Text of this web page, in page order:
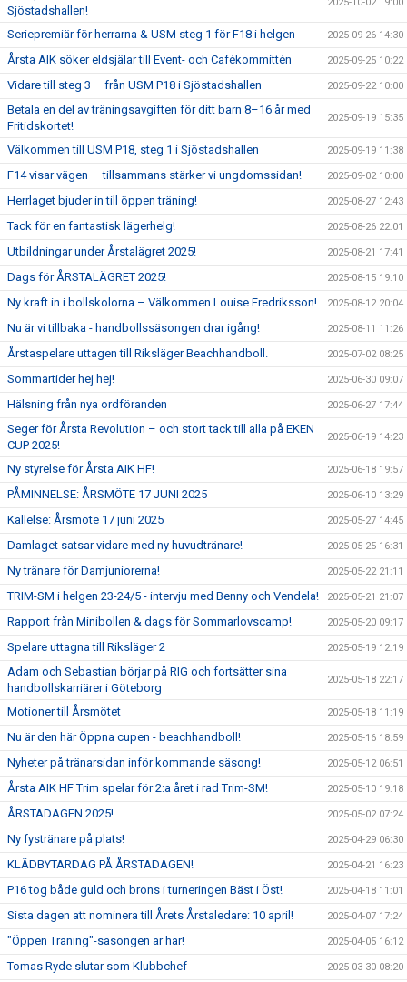
Sjöstadshallen!
Seriepremiär för herrarna & USM steg 1 för F18 i helgen 2025-09-26 14:30
Årsta AIK söker eldsjälar till Event- och Cafékommittén 2025-09-25 10:22
Vidare till steg 3 – från USM P18 i Sjöstadshallen 2025-09-22 10:00
Betala en del av träningsavgiften för ditt barn 8–16 år med
Fritidskortet!
2025-09-19 15:35
Välkommen till USM P18, steg 1 i Sjöstadshallen 2025-09-19 11:38
F14 visar vägen — tillsammans stärker vi ungdomssidan! 2025-09-02 10:00
Herrlaget bjuder in till öppen träning! 2025-08-27 12:43
Tack för en fantastisk lägerhelg! 2025-08-26 22:01
Utbildningar under Årstalägret 2025! 2025-08-21 17:41
Dags för ÅRSTALÄGRET 2025! 2025-08-15 19:10
Ny kraft in i bollskolorna – Välkommen Louise Fredriksson! 2025-08-12 20:04
Nu är vi tillbaka - handbollssäsongen drar igång! 2025-08-11 11:26
Årstaspelare uttagen till Riksläger Beachhandboll. 2025-07-02 08:25
Sommartider hej hej! 2025-06-30 09:07
Hälsning från nya ordföranden 2025-06-27 17:44
Seger för Årsta Revolution – och stort tack till alla på EKEN
CUP 2025!
2025-06-19 14:23
Ny styrelse för Årsta AIK HF! 2025-06-18 19:57
PÅMINNELSE: ÅRSMÖTE 17 JUNI 2025 2025-06-10 13:29
Kallelse: Årsmöte 17 juni 2025 2025-05-27 14:45
Damlaget satsar vidare med ny huvudtränare! 2025-05-25 16:31
Ny tränare för Damjuniorerna! 2025-05-22 21:11
TRIM-SM i helgen 23-24/5 - intervju med Benny och Vendela! 2025-05-21 21:07
Rapport från Minibollen & dags för Sommarlovscamp! 2025-05-20 09:17
Spelare uttagna till Riksläger 2 2025-05-19 12:19
Adam och Sebastian börjar på RIG och fortsätter sina
handbollskarriärer i Göteborg
2025-05-18 22:17
Motioner till Årsmötet 2025-05-18 11:19
Nu är den här Öppna cupen - beachhandboll! 2025-05-16 18:59
Nyheter på tränarsidan inför kommande säsong! 2025-05-12 06:51
Årsta AIK HF Trim spelar för 2:a året i rad Trim-SM! 2025-05-10 19:18
ÅRSTADAGEN 2025! 2025-05-02 07:24
Ny fystränare på plats! 2025-04-29 06:30
KLÄDBYTARDAG PÅ ÅRSTADAGEN! 2025-04-21 16:23
P16 tog både guld och brons i turneringen Bäst i Öst! 2025-04-18 11:01
Sista dagen att nominera till Årets Årstaledare: 10 april! 2025-04-07 17:24
"Öppen Träning"-säsongen är här! 2025-04-05 16:12
Tomas Ryde slutar som Klubbchef 2025-03-30 08:20